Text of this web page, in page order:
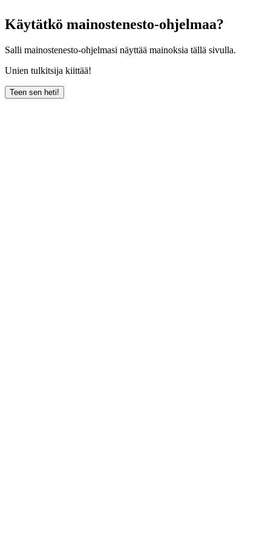
Käytätkö mainostenesto-ohjelmaa?
Salli mainostenesto-ohjelmasi näyttää mainoksia tällä sivulla.
Unien tulkitsija kiittää!
Teen sen heti!